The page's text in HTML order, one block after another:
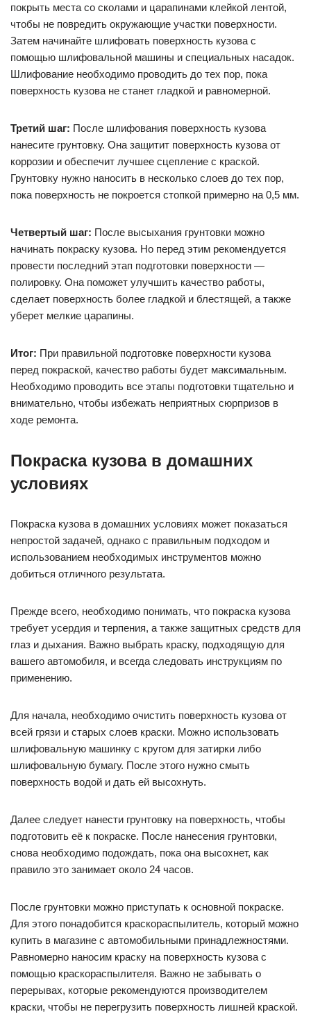
покрыть места со сколами и царапинами клейкой лентой,
чтобы не повредить окружающие участки поверхности.
Затем начинайте шлифовать поверхность кузова с
помощью шлифовальной машины и специальных насадок.
Шлифование необходимо проводить до тех пор, пока
поверхность кузова не станет гладкой и равномерной.
Третий шаг: После шлифования поверхность кузова
нанесите грунтовку. Она защитит поверхность кузова от
коррозии и обеспечит лучшее сцепление с краской.
Грунтовку нужно наносить в несколько слоев до тех пор,
пока поверхность не покроется стопкой примерно на 0,5 мм.
Четвертый шаг: После высыхания грунтовки можно
начинать покраску кузова. Но перед этим рекомендуется
провести последний этап подготовки поверхности —
полировку. Она поможет улучшить качество работы,
сделает поверхность более гладкой и блестящей, а также
уберет мелкие царапины.
Итог: При правильной подготовке поверхности кузова
перед покраской, качество работы будет максимальным.
Необходимо проводить все этапы подготовки тщательно и
внимательно, чтобы избежать неприятных сюрпризов в
ходе ремонта.
Покраска кузова в домашних
условиях
Покраска кузова в домашних условиях может показаться
непростой задачей, однако с правильным подходом и
использованием необходимых инструментов можно
добиться отличного результата.
Прежде всего, необходимо понимать, что покраска кузова
требует усердия и терпения, а также защитных средств для
глаз и дыхания. Важно выбрать краску, подходящую для
вашего автомобиля, и всегда следовать инструкциям по
применению.
Для начала, необходимо очистить поверхность кузова от
всей грязи и старых слоев краски. Можно использовать
шлифовальную машинку с кругом для затирки либо
шлифовальную бумагу. После этого нужно смыть
поверхность водой и дать ей высохнуть.
Далее следует нанести грунтовку на поверхность, чтобы
подготовить её к покраске. После нанесения грунтовки,
снова необходимо подождать, пока она высохнет, как
правило это занимает около 24 часов.
После грунтовки можно приступать к основной покраске.
Для этого понадобится краскораспылитель, который можно
купить в магазине с автомобильными принадлежностями.
Равномерно наносим краску на поверхность кузова с
помощью краскораспылителя. Важно не забывать о
перерывах, которые рекомендуются производителем
краски, чтобы не перегрузить поверхность лишней краской.